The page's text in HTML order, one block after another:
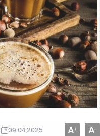
09.04.2025 A+ A-